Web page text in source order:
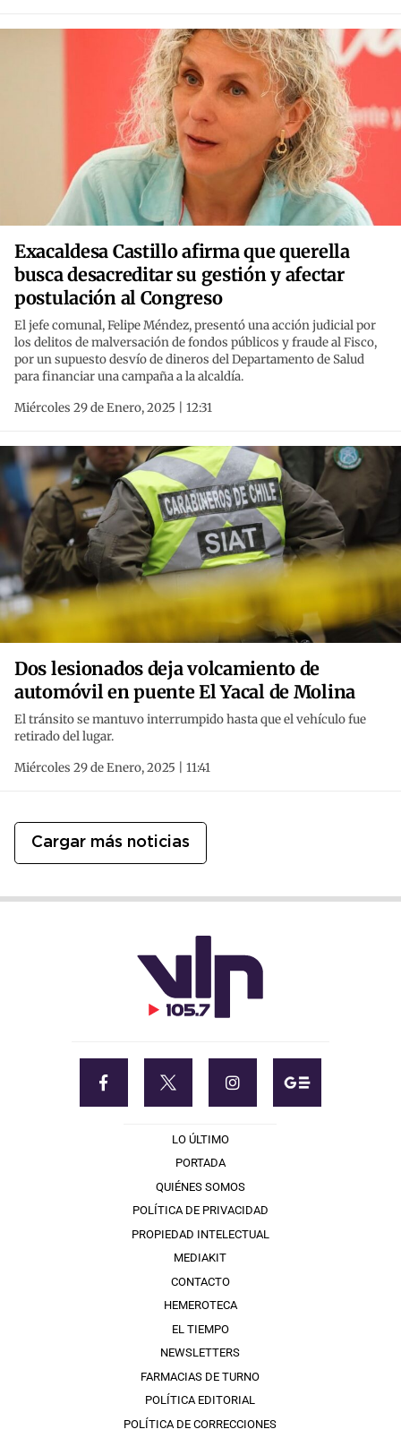
Exacaldesa Castillo afirma que querella
busca desacreditar su gestión y afectar
postulación al Congreso
El jefe comunal, Felipe Méndez, presentó una acción judicial por
los delitos de malversación de fondos públicos y fraude al Fisco,
por un supuesto desvío de dineros del Departamento de Salud
para financiar una campaña a la alcaldía.
Miércoles 29 de Enero, 2025 | 12:31
Dos lesionados deja volcamiento de
automóvil en puente El Yacal de Molina
El tránsito se mantuvo interrumpido hasta que el vehículo fue
retirado del lugar.
Miércoles 29 de Enero, 2025 | 11:41
Cargar más noticias
LO ÚLTIMO
PORTADA
QUIÉNES SOMOS
POLÍTICA DE PRIVACIDAD
PROPIEDAD INTELECTUAL
MEDIAKIT
CONTACTO
HEMEROTECA
EL TIEMPO
NEWSLETTERS
FARMACIAS DE TURNO
POLÍTICA EDITORIAL
POLÍTICA DE CORRECCIONES